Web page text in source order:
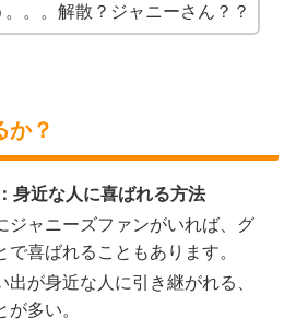
。。解散？ジャニーさん？？
か？
身近な人に喜ばれる方法
ジャニーズファンがいれば、グ
で喜ばれることもあります。
出が身近な人に引き継がれる、
が多い。